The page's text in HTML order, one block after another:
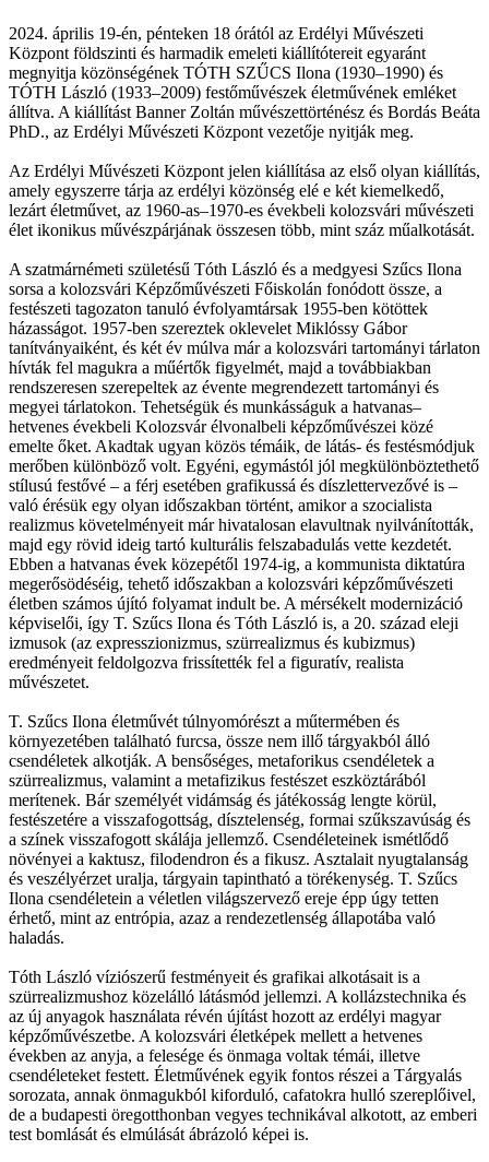
2024. április 19-én, pénteken 18 órától az Erdélyi Művészeti
Központ földszinti és harmadik emeleti kiállítótereit egyaránt
megnyitja közönségének TÓTH SZŰCS Ilona (1930–1990) és
TÓTH László (1933–2009) festőművészek életművének emléket
állítva. A kiállítást Banner Zoltán művészettörténész és Bordás Beáta
PhD., az Erdélyi Művészeti Központ vezetője nyitják meg.
Az Erdélyi Művészeti Központ jelen kiállítása az első olyan kiállítás,
amely egyszerre tárja az erdélyi közönség elé e két kiemelkedő,
lezárt életművet, az 1960-as–1970-es évekbeli kolozsvári művészeti
élet ikonikus művészpárjának összesen több, mint száz műalkotását.
A szatmárnémeti születésű Tóth László és a medgyesi Szűcs Ilona
sorsa a kolozsvári Képzőművészeti Főiskolán fonódott össze, a
festészeti tagozaton tanuló évfolyamtársak 1955-ben kötöttek
házasságot. 1957-ben szereztek oklevelet Miklóssy Gábor
tanítványaiként, és két év múlva már a kolozsvári tartományi tárlaton
hívták fel magukra a műértők figyelmét, majd a továbbiakban
rendszeresen szerepeltek az évente megrendezett tartományi és
megyei tárlatokon. Tehetségük és munkásságuk a hatvanas–
hetvenes évekbeli Kolozsvár élvonalbeli képzőművészei közé
emelte őket. Akadtak ugyan közös témáik, de látás- és festésmódjuk
merőben különböző volt. Egyéni, egymástól jól megkülönböztethető
stílusú festővé – a férj esetében grafikussá és díszlettervezővé is –
való érésük egy olyan időszakban történt, amikor a szocialista
realizmus követelményeit már hivatalosan elavultnak nyilvánították,
majd egy rövid ideig tartó kulturális felszabadulás vette kezdetét.
Ebben a hatvanas évek közepétől 1974-ig, a kommunista diktatúra
megerősödéséig, tehető időszakban a kolozsvári képzőművészeti
életben számos újító folyamat indult be. A mérsékelt modernizáció
képviselői, így T. Szűcs Ilona és Tóth László is, a 20. század eleji
izmusok (az expresszionizmus, szürrealizmus és kubizmus)
eredményeit feldolgozva frissítették fel a figuratív, realista
művészetet.
T. Szűcs Ilona életművét túlnyomórészt a műtermében és
környezetében található furcsa, össze nem illő tárgyakból álló
csendéletek alkotják. A bensőséges, metaforikus csendéletek a
szürrealizmus, valamint a metafizikus festészet eszköztárából
merítenek. Bár személyét vidámság és játékosság lengte körül,
festészetére a visszafogottság, dísztelenség, formai szűkszavúság és
a színek visszafogott skálája jellemző. Csendéleteinek ismétlődő
növényei a kaktusz, filodendron és a fikusz. Asztalait nyugtalanság
és veszélyérzet uralja, tárgyain tapintható a törékenység. T. Szűcs
Ilona csendéletein a véletlen világszervező ereje épp úgy tetten
érhető, mint az entrópia, azaz a rendezetlenség állapotába való
haladás.
Tóth László víziószerű festményeit és grafikai alkotásait is a
szürrealizmushoz közelálló látásmód jellemzi. A kollázstechnika és
az új anyagok használata révén újítást hozott az erdélyi magyar
képzőművészetbe. A kolozsvári életképek mellett a hetvenes
években az anyja, a felesége és önmaga voltak témái, illetve
csendéleteket festett. Életművének egyik fontos részei a Tárgyalás
sorozata, annak önmagukból kiforduló, cafatokra hulló szereplőivel,
de a budapesti öregotthonban vegyes technikával alkotott, az emberi
test bomlását és elmúlását ábrázoló képei is.